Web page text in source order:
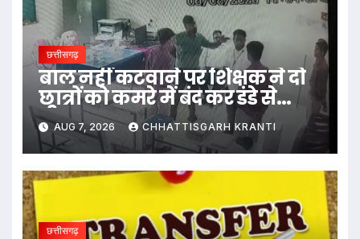
छत्तीसगढ़
बाल नहीं कटवाने पर शिक्षक ने दो
छात्रों को कमरे में बंद कर डंडे से
पीटा…
AUG 7, 2026 CHHATTISGARH KRANTI
छत्तीसगढ़